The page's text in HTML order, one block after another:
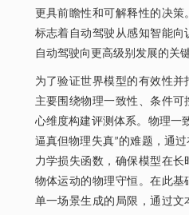
更具前瞻性和可解释性的决
标志着自动驾驶从感知智能向
自动驾驶向更高级别发展的关
为了验证世界模型的有效性
主要围绕物理一致性、条件
心维度构建评测体系。物理一
逼真但物理失真”的难题，通
力学损失函数，确保模型在
物体运动的物理守恒。在此
单一场景生成的局限，通过